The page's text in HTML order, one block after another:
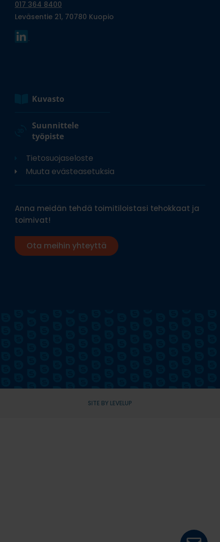
017 364 8400
Leväsentie 21, 70780 Kuopio
Kuvasto
Suunnittele
työpiste
Tietosuojaseloste
Muuta evästeasetuksia
Anna meidän tehdä toimitiloistasi tehokkaat ja
toimivat!
Ota meihin yhteyttä
SITE BY LEVELUP